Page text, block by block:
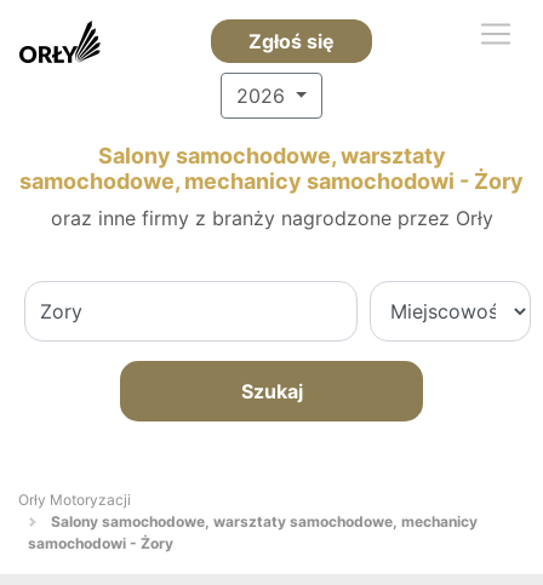
Zgłoś się
2026
Salony samochodowe, warsztaty
samochodowe, mechanicy samochodowi - Żory
oraz inne firmy z branży nagrodzone przez Orły
Szukaj
Orły Motoryzacji
Salony samochodowe, warsztaty samochodowe, mechanicy
samochodowi - Żory